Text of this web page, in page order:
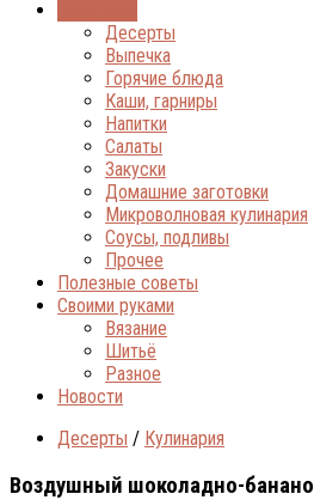
Десерты
Выпечка
Горячие блюда
Каши, гарниры
Напитки
Салаты
Закуски
Домашние заготовки
Микроволновая кулинария
Соусы, подливы
Прочее
Полезные советы
Своими руками
Вязание
Шитьё
Разное
Новости
Десерты / Кулинария
Воздушный шоколадно-